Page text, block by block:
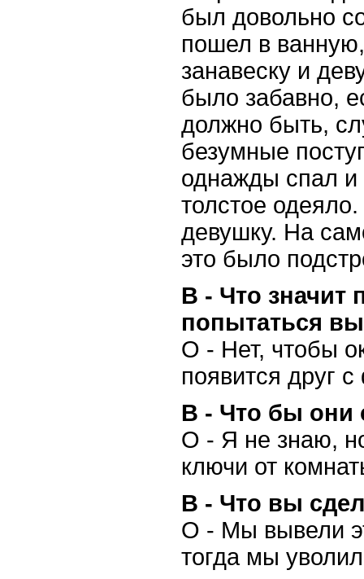
был довольно
пошел в
занавеску и
было забавно,
должно быть,
безумные
однажды спал и
толстое
девушку. На
это было
В - Что значит
попытаться
О - Нет, чтобы
появится друг
В - Что бы они
О - Я не знаю,
ключи от
В - Что вы
О - Мы вывели
тогда мы